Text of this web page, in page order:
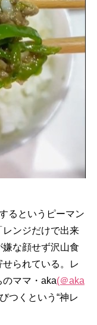
るというピーマン
レンジだけで出来
な顔せず沢山食
られている。レ
のママ・aka(＠aka
つくという“神レ